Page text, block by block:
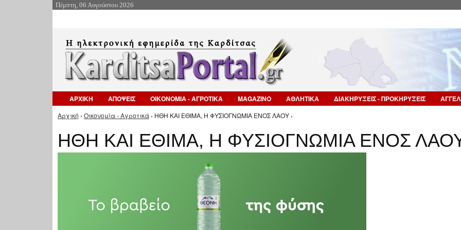
Πέμπτη, 06 Αυγούστου 2026
ΑΡΧΙΚΗ ΑΠΟΨΕΙΣ ΟΙΚΟΝΟΜΙΑ - ΑΓΡΟΤΙΚΑ MAGAZINO ΑΘΛΗΤΙΚΑ ΔΙΑΚΗΡΥΞΕΙΣ - ΠΡΟΚΗΡΥΞΕΙΣ
Είστε εδώ
Αρχική › Οικονομία - Αγροτικά › ΗΘΗ ΚΑΙ ΕΘΙΜΑ, Η ΦΥΣΙΟΓΝΩΜΙΑ ΕΝΟΣ ΛΑΟΥ ›
ΗΘΗ ΚΑΙ ΕΘΙΜΑ, Η ΦΥΣΙΟΓΝΩΜΙΑ ΕΝΟΣ